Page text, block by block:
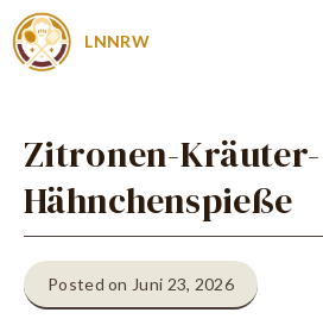
Zum
Inhalt
LNNRW
Zitronen-Kräuter-
Hähnchenspieße
Posted on Juni 23, 2026